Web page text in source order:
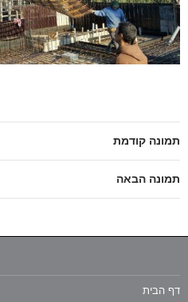
תמונה קודמת
תמונה הבאה
דף הבית